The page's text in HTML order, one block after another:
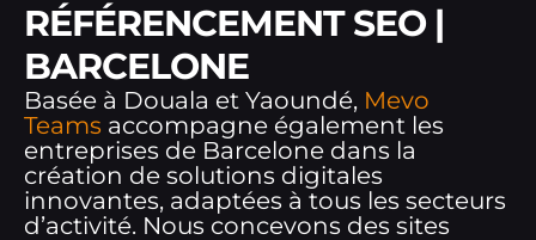
RÉFÉRENCEMENT SEO |
BARCELONE
Basée à Douala et Yaoundé, Mevo
Teams accompagne également les
entreprises de Barcelone dans la
création de solutions digitales
innovantes, adaptées à tous les secteurs
d’activité. Nous concevons des sites